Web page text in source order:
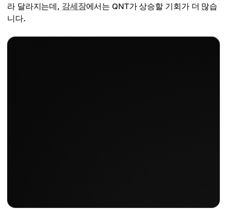
라 달라지는데, 강세장에서는 QNT가 상승할 기회가 더 많습
니다.